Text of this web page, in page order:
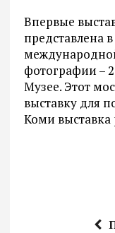
Впервые
представлена
фотографии –
Музее. Этот
выставку для
Коми выставка